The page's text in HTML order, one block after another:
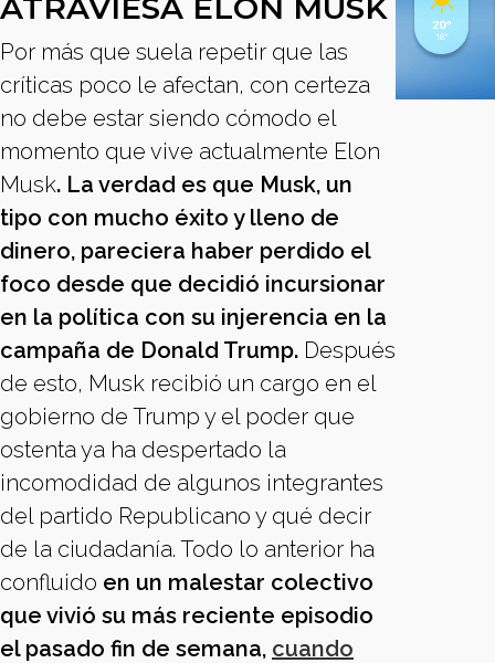
ATRAVIESA ELON MUSK
Por más que suela repetir que las
críticas poco le afectan, con certeza
no debe estar siendo cómodo el
momento que vive actualmente Elon
Musk. La verdad es que Musk, un
tipo con mucho éxito y lleno de
dinero, pareciera haber perdido el
foco desde que decidió incursionar
en la política con su injerencia en la
campaña de Donald Trump. Después
de esto, Musk recibió un cargo en el
gobierno de Trump y el poder que
ostenta ya ha despertado la
incomodidad de algunos integrantes
del partido Republicano y qué decir
de la ciudadanía. Todo lo anterior ha
confluido en un malestar colectivo
que vivió su más reciente episodio
el pasado fin de semana, cuando